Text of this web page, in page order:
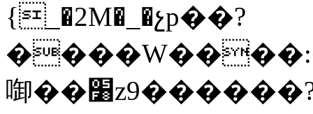
{_�2M�_�չp��?
啣��׸z9������?l�̮�o�7���NT}